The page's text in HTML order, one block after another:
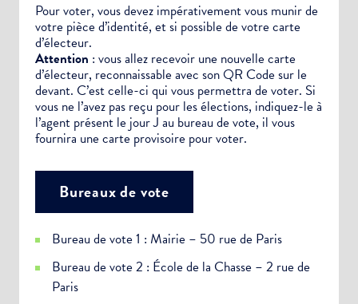
Pour voter, vous devez impérativement vous munir de
votre pièce d’identité, et si possible de votre carte
d’électeur.
Attention : vous allez recevoir une nouvelle carte
d’électeur, reconnaissable avec son QR Code sur le
devant. C’est celle-ci qui vous permettra de voter. Si
vous ne l’avez pas reçu pour les élections, indiquez-le à
l’agent présent le jour J au bureau de vote, il vous
fournira une carte provisoire pour voter.
Bureaux de vote
Bureau de vote 1 : Mairie – 50 rue de Paris
Bureau de vote 2 : École de la Chasse – 2 rue de
Paris